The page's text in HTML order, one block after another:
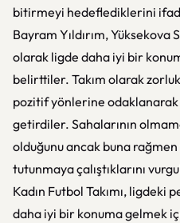
bitirmeyi hedeflediklerini
Bayram Yıldırım, Yüksekova
olarak ligde daha iyi bir
belirttiler. Takım olarak
pozitif yönlerine
getirdiler. Sahalarının
olduğunu ancak buna
tutunmaya çalıştıklarını
Kadın Futbol Takımı, ligdeki
daha iyi bir konuma gelmek